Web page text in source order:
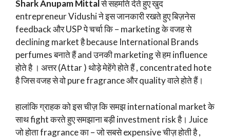
Shark Anupam Mittal से सहमति देते हुए खुद
entrepreneur Vidushi ने इस जानकारी रखते हुए बिज़नेस
feedback और USP पे चर्चा कि – marketing के वजह से
declining market है because International Brands
perfumes बनाते हैं and उनकी marketing से हम influence
होते है । अत्तर (Attar ) थोड़े मेहेंगे होते हैं , concentrated hote
है जिस वजह से वो pure fragrance और quality वाले होते हैं।
हालांकि ग्राहक को इस चीज़ कि समझ international market के
साथ fight करते हुए समझाना बड़ी investment risk है। Juice
जो होता fragrance का – जो सबसे expensive चीज़ होती है ,